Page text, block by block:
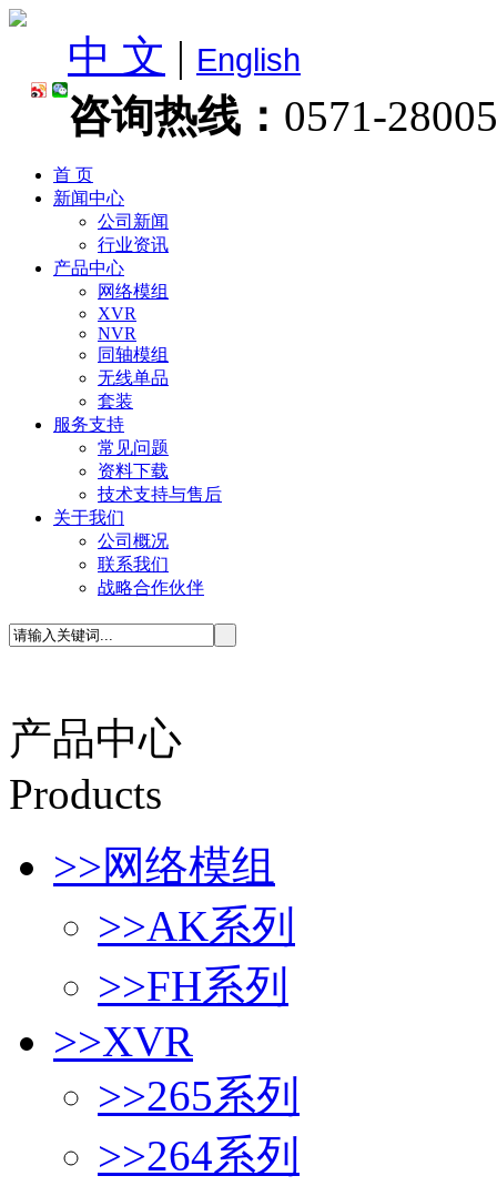
中 文 | English
咨询热线： 0571-
首 页
新闻中心
公司新闻
行业资讯
产品中心
网络模组
XVR
NVR
同轴模组
无线单品
套装
服务支持
常见问题
资料下载
技术支持与售后
关于我们
公司概况
联系我们
战略合作伙伴
产品中心
Products
>>网络模组
>>AK系列
>>FH系列
>>XVR
>>265系列
>>264系列